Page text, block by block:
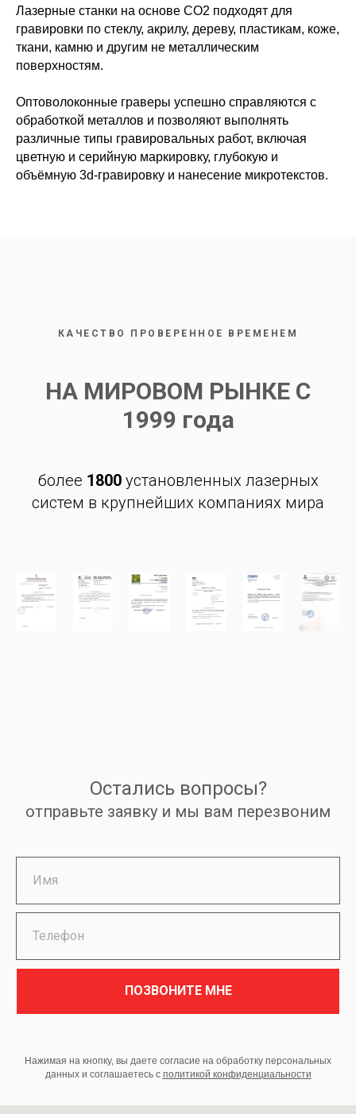
Лазерные станки на основе CO2 подходят для
гравировки по стеклу, акрилу, дереву, пластикам, коже,
ткани, камню и другим не металлическим
поверхностям.
Оптоволоконные граверы успешно справляются с
обработкой металлов и позволяют выполнять
различные типы гравировальных работ, включая
цветную и серийную маркировку, глубокую и
объёмную 3d-гравировку и нанесение микротекстов.
КАЧЕСТВО ПРОВЕРЕННОЕ ВРЕМЕНЕМ
НА МИРОВОМ РЫНКЕ С
1999 года
более 1800установленных лазерных
систем в крупнейших компаниях мира
Остались вопросы?
отправьте заявку и мы вам перезвоним
ПОЗВОНИТЕ МНЕ
Нажимая на кнопку, вы даете согласие на обработку персональных
данных и соглашаетесь c политикой конфиденциальности